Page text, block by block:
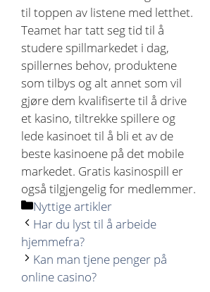
til toppen av listene med letthet.
Teamet har tatt seg tid til å
studere spillmarkedet i dag,
spillernes behov, produktene
som tilbys og alt annet som vil
gjøre dem kvalifiserte til å drive
et kasino, tiltrekke spillere og
lede kasinoet til å bli et av de
beste kasinoene på det mobile
markedet. Gratis kasinospill er
også tilgjengelig for medlemmer.
Kategorier
Nyttige artikler
Har du lyst til å arbeide
hjemmefra?
Kan man tjene penger på
online casino?